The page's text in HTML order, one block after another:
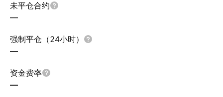
未平仓合约
—
强制平仓（24小时）
—
资金费率
—